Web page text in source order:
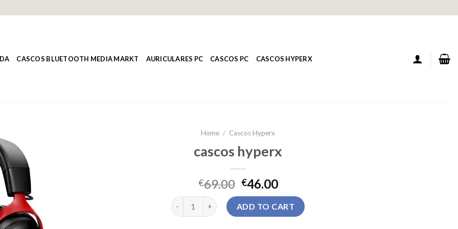
CASCOS BLUETOOTH MEDIA MARKT AURICULARES PC CASCOS PC CASCOS HYPERX
Home / Cascos Hyperx
cascos hyperx
€69.00 €46.00
cascos hyperx quantityADD TO CART